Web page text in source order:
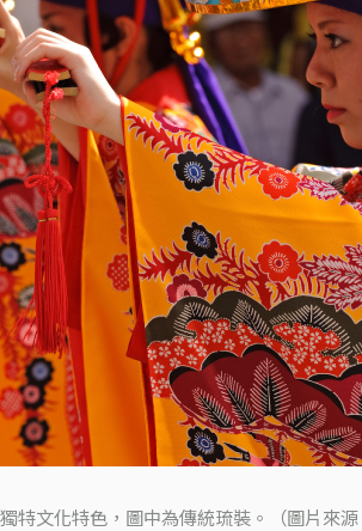
特文化特色，圖中為傳統琉裝。（圖片來源